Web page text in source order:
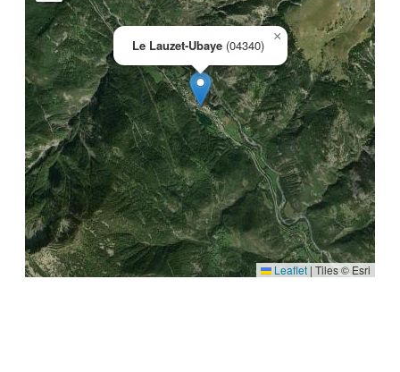
Le Lauzet-Ubaye (04340)
×
Leaflet | Tiles © Esri